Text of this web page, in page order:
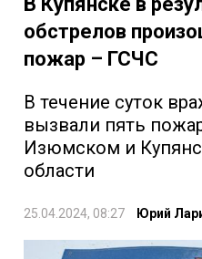
обстрелов
пожар – ГСЧС
В течение суток
вызвали пять
Изюмском и
области
25.04.2024, 08:27 Юрий